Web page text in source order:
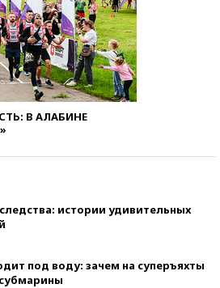
В АЛАБИНЕ
истории удивительных
под воду: зачем на суперъяхты